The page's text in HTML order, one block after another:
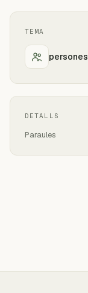
TEMA
persones
DETALLS
Paraules